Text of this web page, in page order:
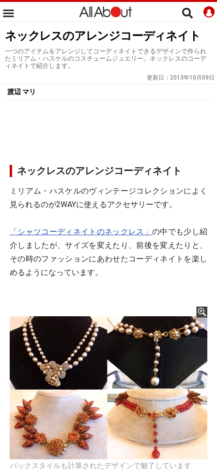
ネックレスのアレンジコーディネイト
一つのアイテムをアレンジしてコーディネイトできるデザインで作られ
たミリアム・ハスケルのコスチュームジュエリー。ネックレスのコーデ
ィネイトで紹介します。
更新日： 2013年10月09日
渡辺 マリ
ネックレスのアレンジコーディネイト
ミリアム・ハスケルのヴィンテージコレクションによく
見られるのが2WAYに使えるアクセサリーです。
「シャツコーディネイトのネックレス」 の中でも少し紹
介しましたが、サイズを変えたり、前後を変えたりと、
その時のファッションにあわせたコーディネイトを楽し
めるようになっています。
バックスタイルも計算されたデザインで魅了しています